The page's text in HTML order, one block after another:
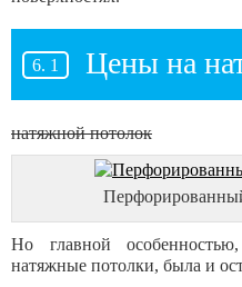
Цены на
натяжной потолок
Но главной
натяжные потолки, была и